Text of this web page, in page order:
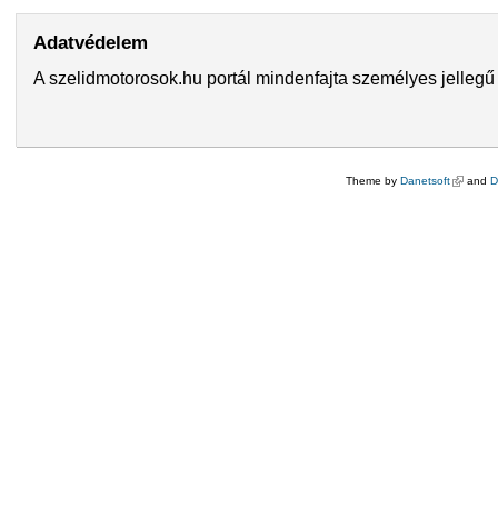
Adatvédelem
A szelidmotorosok.hu portál mindenfajta személyes
Theme by Danetsoft(külső
and